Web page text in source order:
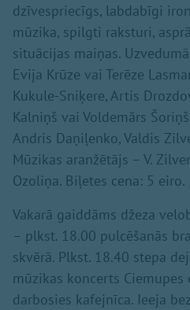
dzīvespriecīgs, labdabīgi
mūzika, spilgti raksturi,
situācijas maiņas.
Evija Krūze vai Terēze
Kukule-Sniķere, Artis
Kalniņš vai Voldemārs
Andris Daņiļenko, Valdis
Mūzikas aranžētājs – V.
Ozoliņa. Biļetes cena: 5 eiro.
Vakarā gaiddāms džeza
– plkst. 18.00 pulcēšanās
skvērā. Plkst. 18.40 stepa
mūzikas koncerts
darbosies kafejnīca. Ieeja